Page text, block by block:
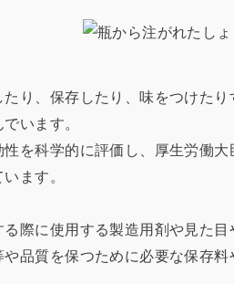
たり、保存したり、味をつけたり
います。
を科学的に評価し、厚生労働
ます。
る際に使用する製造用剤や見た
品質を保つために必要な保存